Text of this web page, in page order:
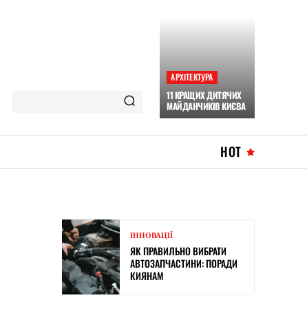
АРХІТЕКТУРА
11 КРАЩИХ ДИТЯЧИХ
МАЙДАНЧИКІВ КИЄВА
HOT
ІННОВАЦІЇ
ЯК ПРАВИЛЬНО ВИБРАТИ
АВТОЗАПЧАСТИНИ: ПОРАДИ
КИЯНАМ